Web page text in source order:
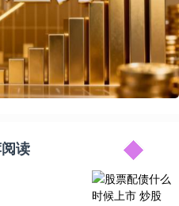
读